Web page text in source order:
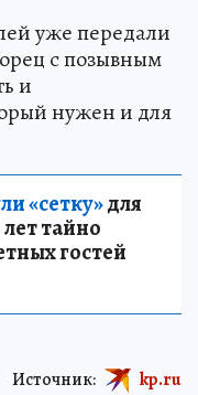
уже передали
с позывным
и
нужен и для
«сетку»для
тайно
гостей
Источник: kp.ru